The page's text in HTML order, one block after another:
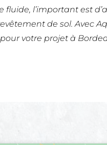
l’important est
de sol. Avec
votre projet à